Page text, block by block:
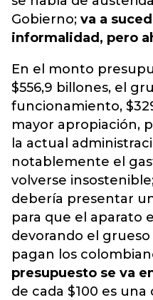
Gobierno; va a
informalidad, pero
En el monto
$556,9 billones, el
funcionamiento,
mayor apropiación,
la actual
notablemente el
volverse
debería presentar
para que el aparato
devorando el
pagan los
presupuesto se va
de cada $100 es